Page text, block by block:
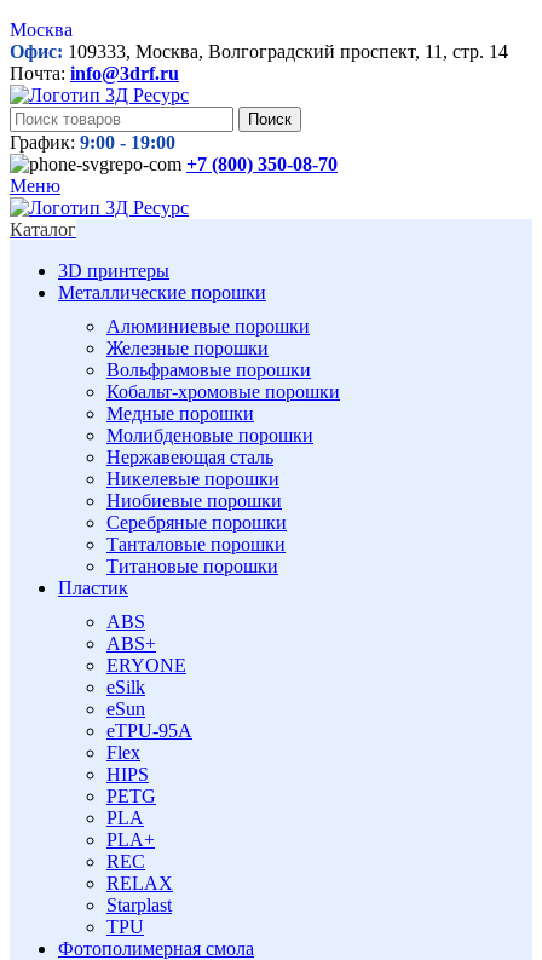
Москва
Офис: 109333, Москва, Волгоградский проспект, 11, стр. 14
Почта: info@3drf.ru
Поиск
График: 9:00 - 19:00
+7 (800) 350-08-70
Меню
Каталог
3D принтеры
Металлические порошки
Алюминиевые порошки
Железные порошки
Вольфрамовые порошки
Кобальт-хромовые порошки
Медные порошки
Молибденовые порошки
Нержавеющая сталь
Никелевые порошки
Ниобиевые порошки
Серебряные порошки
Танталовые порошки
Титановые порошки
Пластик
ABS
ABS+
ERYONE
eSilk
eSun
eTPU-95A
Flex
HIPS
PETG
PLA
PLA+
REC
RELAX
Starplast
TPU
Фотополимерная смола